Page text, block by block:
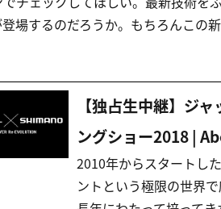
場するのだろうか。もちろんこの
【独占生中継】ジ
ングショー2018 |
2010年からスタートし
ントという極限の世界